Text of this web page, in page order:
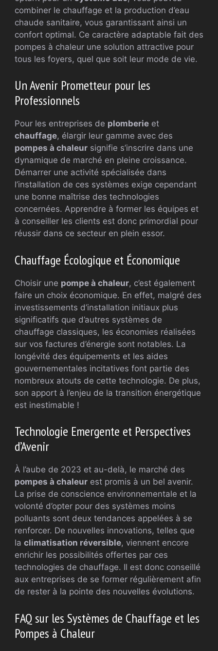
combiner le chauffage et la production d’eau
chaude sanitaire, vous garantissant ainsi un
confort optimal. Ce caractère adaptable fait des
pompes à chaleur une solution attractive pour
tous les foyers, quel que soit leur mode de vie.
Un Avenir Prometteur pour les
Professionnels
Pour les entreprises de plomberie et
chauffage, élargir leur gamme avec des
pompes à chaleur signifie s’inscrire dans une
dynamique de marché en pleine croissance.
Démarrer une activité spécialisée dans
l’installation de ces systèmes exige cependant
une bonne maîtrise des technologies
concernées. Apprendre à former les équipes et
à conseiller les clients est donc primordial pour
réussir dans ce secteur en plein essor.
Chauffage Écologique et Économique
Choisir une pompe à chaleur, c’est également
faire un choix économique. En effet, malgré des
investissements d’installation initiaux plus
significatifs que d’autres systèmes de
chauffage classiques, les économies réalisées
sur vos factures d’énergie sont notables. La
longévité des équipements et les aides
gouvernementales incitatives font partie des
nombreux atouts de cette technologie. De plus,
son apport à l’enjeu de la transition énergétique
est inestimable !
Technologie Emergente et Perspectives
d’Avenir
À l’aube de 2023 et au-delà, le marché des
pompes à chaleur est promis à un bel avenir.
La prise de conscience environnementale et la
volonté d’opter pour des systèmes moins
polluants sont deux tendances appelées à se
renforcer. De nouvelles innovations, telles que
la climatisation réversible, viennent encore
enrichir les possibilités offertes par ces
technologies de chauffage. Il est donc conseillé
aux entreprises de se former régulièrement afin
de rester à la pointe des nouvelles évolutions.
FAQ sur les Systèmes de Chauffage et les
Pompes à Chaleur